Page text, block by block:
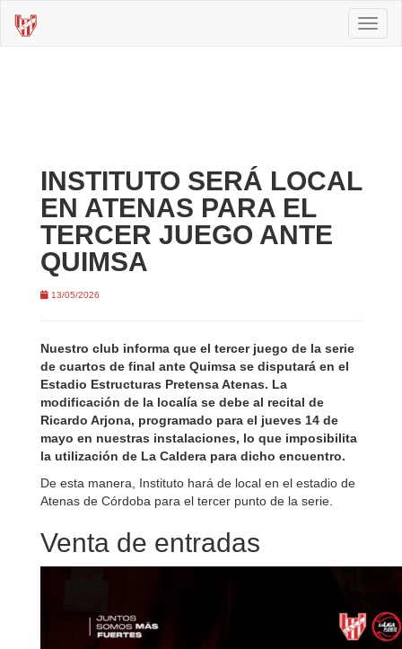
INSTITUTO SERÁ LOCAL
EN ATENAS PARA EL
TERCER JUEGO ANTE
QUIMSA
13/05/2026
Nuestro club informa que el tercer juego de la serie
de cuartos de final ante Quimsa se disputará en el
Estadio Estructuras Pretensa Atenas. La
modificación de la localía se debe al recital de
Ricardo Arjona, programado para el jueves 14 de
mayo en nuestras instalaciones, lo que imposibilita
la utilización de La Caldera para dicho encuentro.
De esta manera, Instituto hará de local en el estadio de
Atenas de Córdoba para el tercer punto de la serie.
Venta de entradas